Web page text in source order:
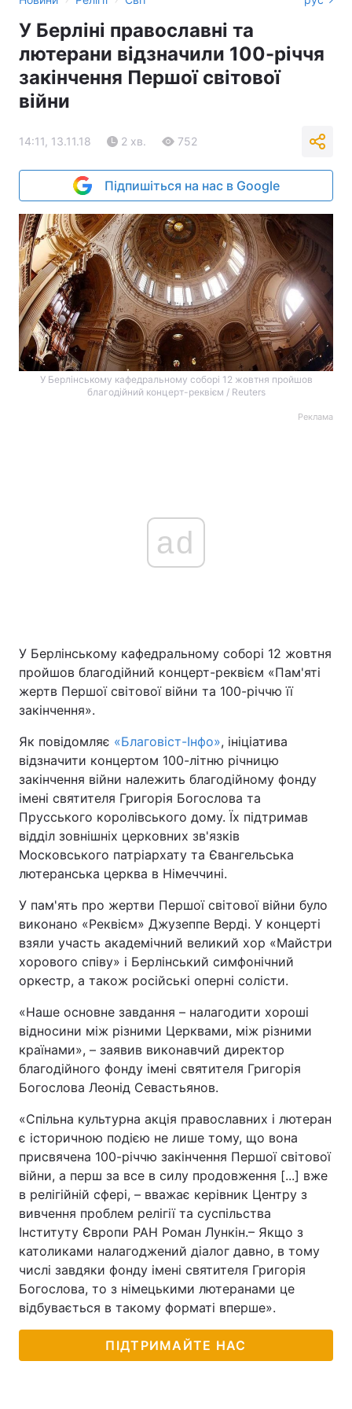
У Берліні православні та
лютерани відзначили 100-річчя
закінчення Першої світової
війни
14:11, 13.11.18 2 хв. 752
Підпишіться на нас в Google
У Берлінському кафедральному соборі 12 жовтня пройшов
благодійний концерт-реквієм / Reuters
Реклама
ad
У Берлінському кафедральному соборі 12 жовтня
пройшов благодійний концерт-реквієм «Пам'яті
жертв Першої світової війни та 100-річчю її
закінчення».
Як повідомляє «Благовіст-Інфо», ініціатива
відзначити концертом 100-літню річницю
закінчення війни належить благодійному фонду
імені святителя Григорія Богослова та
Прусського королівського дому. Їх підтримав
відділ зовнішніх церковних зв'язків
Московського патріархату та Євангельська
лютеранська церква в Німеччині.
У пам'ять про жертви Першої світової війни було
виконано «Реквієм» Джузеппе Верді. У концерті
взяли участь академічний великий хор «Майстри
хорового співу» і Берлінський симфонічний
оркестр, а також російські оперні солісти.
«Наше основне завдання – налагодити хороші
відносини між різними Церквами, між різними
країнами», – заявив виконавчий директор
благодійного фонду імені святителя Григорія
Богослова Леонід Севастьянов.
«Спільна культурна акція православних і лютеран
є історичною подією не лише тому, що вона
присвячена 100-річчю закінчення Першої світової
війни, а перш за все в силу продовження [...] вже
в релігійній сфері, – вважає керівник Центру з
вивчення проблем релігії та суспільства
Інституту Європи РАН Роман Лункін.– Якщо з
католиками налагоджений діалог давно, в тому
числі завдяки фонду імені святителя Григорія
Богослова, то з німецькими лютеранами це
відбувається в такому форматі вперше».
ПІДТРИМАЙТЕ НАС